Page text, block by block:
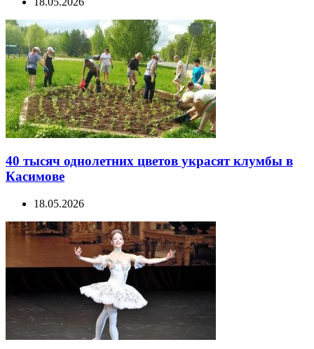
40 тысяч однолетних цветов украсят клумбы в
Касимове
18.05.2026